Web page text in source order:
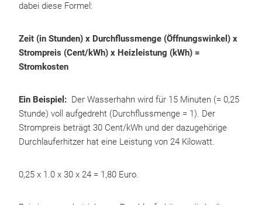
dabei diese Formel:
Zeit (in Stunden) x Durchflussmenge (Öffnungswinkel) x
Strompreis (Cent/kWh) x Heizleistung (kWh) =
Stromkosten
Ein Beispiel: Der Wasserhahn wird für 15 Minuten (= 0,25
Stunde) voll aufgedreht (Durchflussmenge = 1). Der
Strompreis beträgt 30 Cent/kWh und der dazugehörige
Durchlauferhitzer hat eine Leistung von 24 Kilowatt.
0,25 x 1.0 x 30 x 24 = 1,80 Euro.